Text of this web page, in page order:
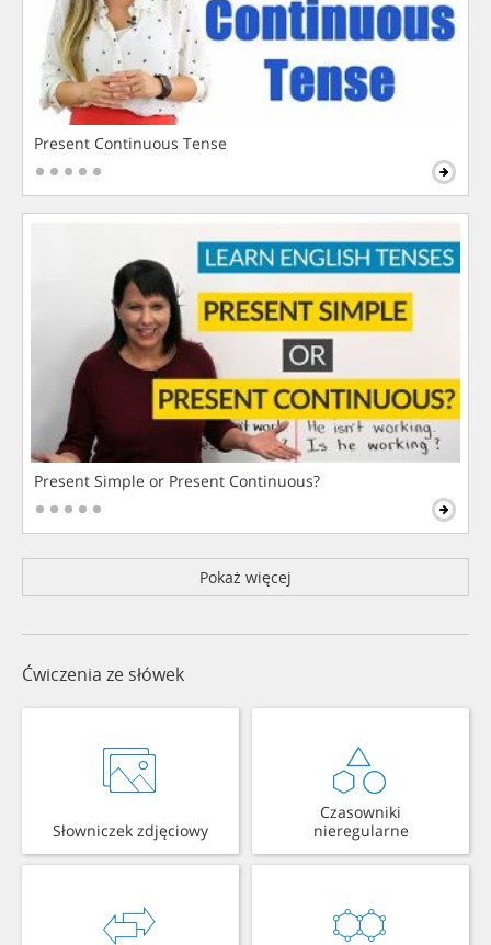
Present Continuous Tense
Present Simple or Present Continuous?
Pokaż więcej
Ćwiczenia ze słówek
Słowniczek zdjęciowy
Czasowniki
nieregularne